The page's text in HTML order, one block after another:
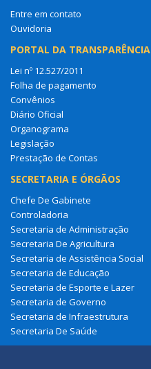
Entre em contato
Ouvidoria
PORTAL DA TRANSPARÊNCIA
Lei nº 12.527/2011
Folha de pagamento
Convênios
Diário Oficial
Organograma
Legislação
Prestação de Contas
SECRETARIA E ÓRGÃOS
Chefe De Gabinete
Controladoria
Secretaria de Administração
Secretaria De Agricultura
Secretaria de Assistência Social
Secretaria de Educação
Secretaria de Esporte e Lazer
Secretaria de Governo
Secretaria de Infraestrutura
Secretaria De Saúde